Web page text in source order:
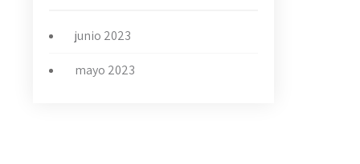
junio 2023
mayo 2023